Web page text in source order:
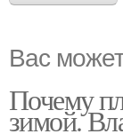
Вас
Почему
зимой.